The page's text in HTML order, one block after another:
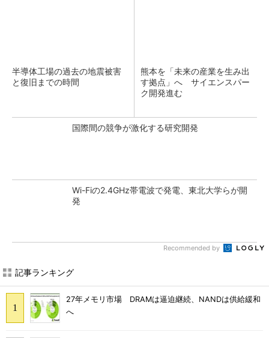
半導体工場の過去の地震被害
と復旧までの時間
熊本を「未来の産業を生み出
す拠点」へ サイエンスパー
ク開発進む
国際間の競争が激化する研究開発
Wi-Fiの2.4GHz帯電波で発電、東北大学らが開
発
Recommended by
記事ランキング
27年メモリ市場 DRAMは逼迫継続、NANDは供給緩和
へ